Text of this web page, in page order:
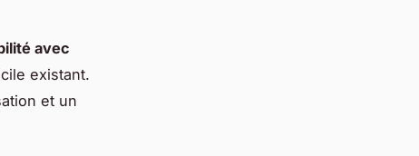
avec
existant.
et un